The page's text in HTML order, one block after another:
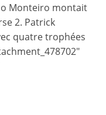
Monteiro montait
2. Patrick
quatre trophées